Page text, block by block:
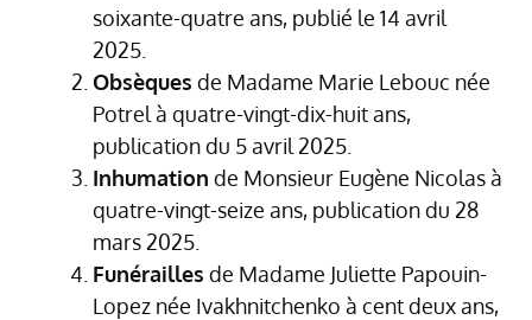
soixante-quatre ans, publié le 14 avril
2025.
Obsèques de Madame Marie Lebouc née
Potrel à quatre-vingt-dix-huit ans,
publication du 5 avril 2025.
Inhumation de Monsieur Eugène Nicolas à
quatre-vingt-seize ans, publication du 28
mars 2025.
Funérailles de Madame Juliette Papouin-
Lopez née Ivakhnitchenko à cent deux ans,